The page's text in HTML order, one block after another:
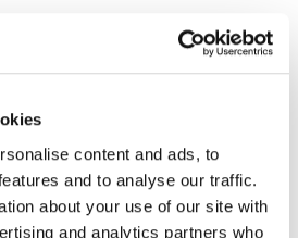
content and ads, to
and to analyse our traffic.
about your use of our site with
and analytics partners who